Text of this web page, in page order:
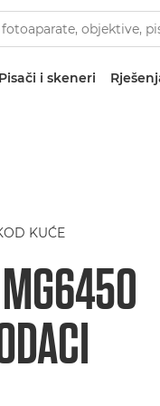
Pisači i skeneri
KUĆE